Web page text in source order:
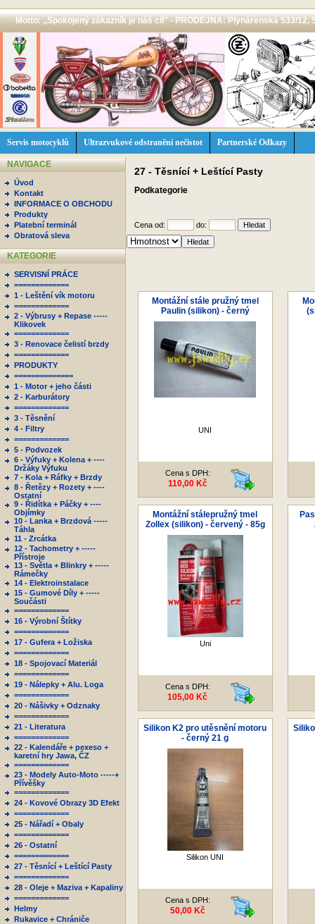
Motto: ,,Spokojený zákazník je náš cíl'' - PRODEJNA: Plynárenská 533/12,
Servis motocyklů Ultrazvukové odstranění nečistot Partnerské Odkazy
NAVIGACE
Úvod
Kontakt
INFORMACE O OBCHODU
Produkty
Platební terminál
Obratová sleva
KATEGORIE
SERVISNÍ PRÁCE
=============
1 - Leštění vík motoru
=============
2 - Výbrusy + Repase -----
Klikovek
=============
3 - Renovace čelistí brzdy
=============
PRODUKTY
==============
1 - Motor + jeho části
2 - Karburátory
=============
3 - Těsnění
4 - Filtry
=============
5 - Podvozek
6 - Výfuky + Kolena + ----
Držáky Výfuku
7 - Kola + Ráfky + Brzdy
8 - Řetězy + Rozety + ----
Ostatní
9 - Řidítka + Páčky + ----
Objímky
10 - Lanka + Brzdová -----
Táhla
11 - Zrcátka
12 - Tachometry + -----
Přístroje
13 - Světla + Blinkry + -----
Rámečky
14 - Elektroinstalace
15 - Gumové Díly + -----
Součásti
=============
16 - Výrobní Štítky
=============
17 - Gufera + Ložiska
=============
18 - Spojovací Materiál
=============
19 - Nálepky + Alu. Loga
=============
20 - Nášivky + Odznaky
=============
21 - Literatura
=============
22 - Kalendáře + pexeso +
karetní hry Jawa, ČZ
=============
23 - Modely Auto-Moto -----+
Přívěšky
=============
24 - Kovové Obrazy 3D Efekt
=============
25 - Nářadí + Obaly
=============
26 - Ostatní
=============
27 - Těsnící + Leštící Pasty
=============
28 - Oleje + Maziva + Kapaliny
=============
Helmy
Rukavice + Chrániče
27 - Těsnící + Leštící Pasty
Podkategorie
Cena od: do:
Montážní stále pružný tmel
Paulin (silikon) - černý
UNI
Cena s DPH:
110,00 Kč
Montážní stálepružný tmel
Zollex (silikon) - červený - 85g
Uni
Cena s DPH:
105,00 Kč
Silikon K2 pro utěsnění motoru
- černý 21 g
Silikon UNI
Cena s DPH:
50,00 Kč